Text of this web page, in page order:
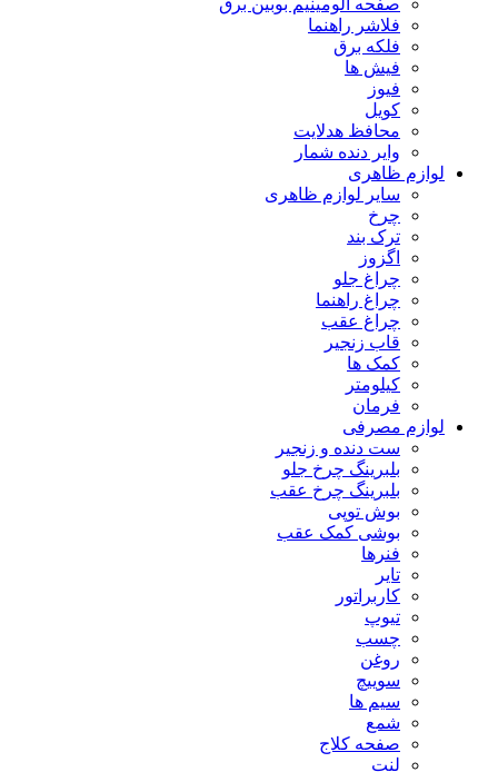
فلاشر راهنما
فلکه برق
فیش ها
فیوز
کویل
محافظ هدلایت
وایر دنده شمار
لوازم ظاهری
سایر لوازم ظاهری
چرخ
ترک بند
اگزوز
چراغ جلو
چراغ راهنما
چراغ عقب
قاب زنجیر
کمک ها
کیلومتر
فرمان
لوازم مصرفی
ست دنده و زنجیر
بلبرینگ چرخ جلو
بلبرینگ چرخ عقب
بوش توپی
بوشی کمک عقب
فنرها
تایر
کاربراتور
تیوپ
چسب
روغن
سوییچ
سیم ها
شمع
صفحه کلاج
لنت